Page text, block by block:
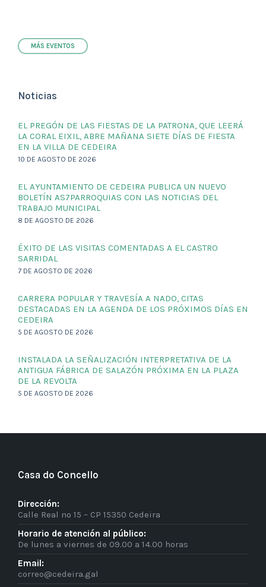
MÁS EVENTOS
Noticias
EL PREGÓN DE LAS FIESTAS DE LA PATRONA, QUE LEERÁ
LA CORAL EIXIL, ABRE MAÑANA SIETE DÍAS DE FIESTA
EN LA VILLA DE CEDEIRA
10 DE AGOSTO DE 2026
EL AYUNTAMIENTO DE CEDEIRA PUBLICA UN NUEVO
BOLETÍN AS7PARROQUIAS CON LAS NOTICIAS DEL
TRABAJO MUNICIPAL
8 DE AGOSTO DE 2026
ÉXITO DE LAS VISITAS COMENTADAS A EL CASTRO
SARRIDAL
7 DE AGOSTO DE 2026
CARRERA POPULAR Y TRAVESÍA A NADO, CITAS
DESTACADAS EN LA AGENDA DE LOS PRÓXIMOS DÍAS EN
CEDEIRA
5 DE AGOSTO DE 2026
INSTALADA LA SEÑALIZACIÓN INTERPRETATIVA DE LA
ANTIGUA FÁBRICA DE SALAZÓN PRÓXIMA EN LA PLAZA
DE LA REVOLTA
5 DE AGOSTO DE 2026
Casa do Concello
Dirección:
Calle Real nº 15 – CP 15350 Cedeira
Horario de atención al público:
De lunes a viernes de 09.00 a 14.00 horas
Email:
correo@cedeira.gal